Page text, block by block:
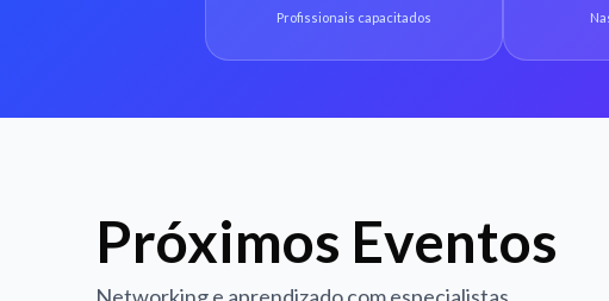
Profissionais capacitados
Próximos Eventos